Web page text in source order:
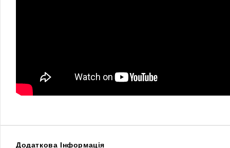
Додаткова Інформація